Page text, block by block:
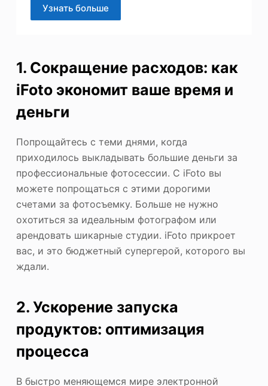
Узнать больше
1. Сокращение расходов: как
iFoto экономит ваше время и
деньги
Попрощайтесь с теми днями, когда
приходилось выкладывать большие деньги за
профессиональные фотосессии. С iFoto вы
можете попрощаться с этими дорогими
счетами за фотосъемку. Больше не нужно
охотиться за идеальным фотографом или
арендовать шикарные студии. iFoto прикроет
вас, и это бюджетный супергерой, которого вы
ждали.
2. Ускорение запуска
продуктов: оптимизация
процесса
В быстро меняющемся мире электронной